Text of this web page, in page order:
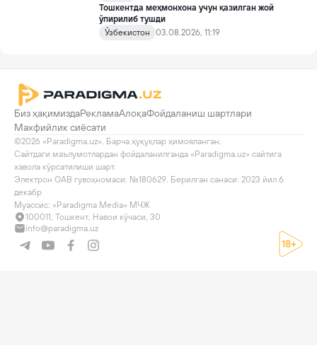
Тошкентда меҳмонхона учун қазилган жой
ўпирилиб тушди
Ўзбекистон
03.08.2026, 11:19
Биз ҳақимиздаРекламаАлоқаФойдаланиш шартлари
Махфийлик сиёсати
©2026 «Paradigma.uz». Барча ҳуқуқлар ҳимояланган.
Сайтдаги маълумотлардан фойдаланилганда «Paradigma.uz» сайтига
хавола кўрсатилиши шарт.
Электрон ОАВ гувоҳномаси: №180629. Берилган санаси: 2023 йил 6
декабр
Муассис: «Paradigma Media» МЧЖ
100011, Тошкент, Навои кўчаси, 30
info@paradigma.uz